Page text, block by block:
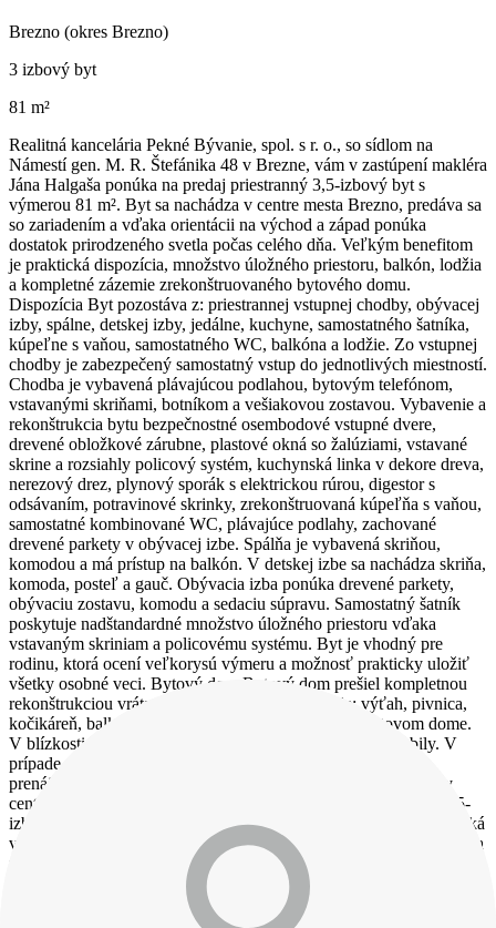
Brezno (okres Brezno)
3 izbový byt
81 m²
Realitná kancelária Pekné Bývanie, spol. s r. o., so sídlom na
Námestí gen. M. R. Štefánika 48 v Brezne, vám v zastúpení makléra
Jána Halgaša ponúka na predaj priestranný 3,5-izbový byt s
výmerou 81 m². Byt sa nachádza v centre mesta Brezno, predáva sa
so zariadením a vďaka orientácii na východ a západ ponúka
dostatok prirodzeného svetla počas celého dňa. Veľkým benefitom
je praktická dispozícia, množstvo úložného priestoru, balkón, lodžia
a kompletné zázemie zrekonštruovaného bytového domu.
Dispozícia Byt pozostáva z: priestrannej vstupnej chodby, obývacej
izby, spálne, detskej izby, jedálne, kuchyne, samostatného šatníka,
kúpeľne s vaňou, samostatného WC, balkóna a lodžie. Zo vstupnej
chodby je zabezpečený samostatný vstup do jednotlivých miestností.
Chodba je vybavená plávajúcou podlahou, bytovým telefónom,
vstavanými skriňami, botníkom a vešiakovou zostavou. Vybavenie a
rekonštrukcia bytu bezpečnostné osem­bodové vstupné dvere,
drevené obložkové zárubne, plastové okná so žalúziami, vstavané
skrine a rozsiahly policový systém, kuchynská linka v dekore dreva,
nerezový drez, plynový sporák s elektrickou rúrou, digestor s
odsávaním, potravinové skrinky, zrekonštruovaná kúpeľňa s vaňou,
samostatné kombinované WC, plávajúce podlahy, zachované
drevené parkety v obývacej izbe. Spálňa je vybavená skriňou,
komodou a má prístup na balkón. V detskej izbe sa nachádza skriňa,
komoda, posteľ a gauč. Obývacia izba ponúka drevené parkety,
obývaciu zostavu, komodu a sedaciu súpravu. Samostatný šatník
poskytuje nadštandardné množstvo úložného priestoru vďaka
vstavaným skriniam a policovému systému. Byt je vhodný pre
rodinu, ktorá ocení veľkorysú výmeru a možnosť prakticky uložiť
všetky osobné veci. Bytový dom Bytový dom prešiel kompletnou
rekonštrukciou vrátane zateplenia. K dispozícii je: výťah, pivnica,
kočikáreň, balkón a lodžia, verejné parkovanie pri bytovom dome.
V blízkosti sa nachádza aj nabíjacia stanica pre elektromobily. V
prípade záujmu je možné požiadať mesto o odkúpenie alebo
prenájom parkovacieho miesta vo vlastnej réžii. Hlavné výhody
centrum mesta Brezno, výmera až 81 m², praktická dispozícia 3,5-
izbového bytu, orientácia na východ a západ, balkón a lodžia, veľká
vstupná chodba, nadštandardné množstvo úložného priestoru, byt sa
predáva so zariadením, zrekonštruovaný a zateplený bytový dom,
výťah, pivnica a kočikáreň, možnosť parkovania pri bytovom dome.
Služby realitnej kancelárie V cene máte zahrnutý: kompletný právny
a katastrálny servis, vypracovanie zmluvnej dokumentácie, pomoc s